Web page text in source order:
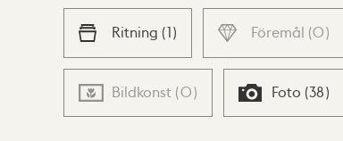
Ritning (1) Föremål (0)
Bildkonst (0) Foto (38)